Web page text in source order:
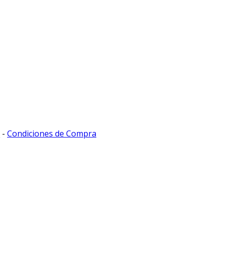
- Condiciones de Compra